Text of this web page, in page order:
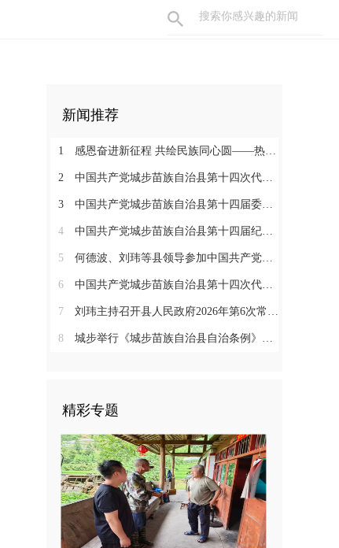
新闻推荐
1 感恩奋进新征程 共绘民族同心圆——热烈庆祝城步苗族自治县成立70周年
2 中国共产党城步苗族自治县第十四次代表大会胜利闭幕
3 中国共产党城步苗族自治县第十四届委员会举行第一次全体会议
4 中国共产党城步苗族自治县第十四届纪律检查委员会召开第一次全体会议
5 何德波、刘玮等县领导参加中国共产党城步苗族自治县第十四次代表大会代表团讨论
6 中国共产党城步苗族自治县第十四次代表大会开幕
7 刘玮主持召开县人民政府2026年第6次常务会议
8 城步举行《城步苗族自治县自治条例》颁布实施启动仪式
精彩专题